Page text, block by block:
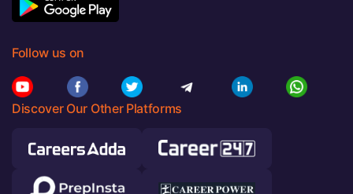
Follow us on
Discover Our Other Platforms